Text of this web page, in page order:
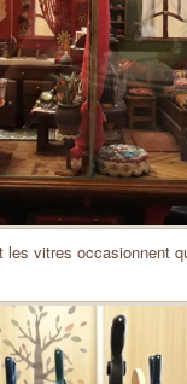
vitres occasionnent